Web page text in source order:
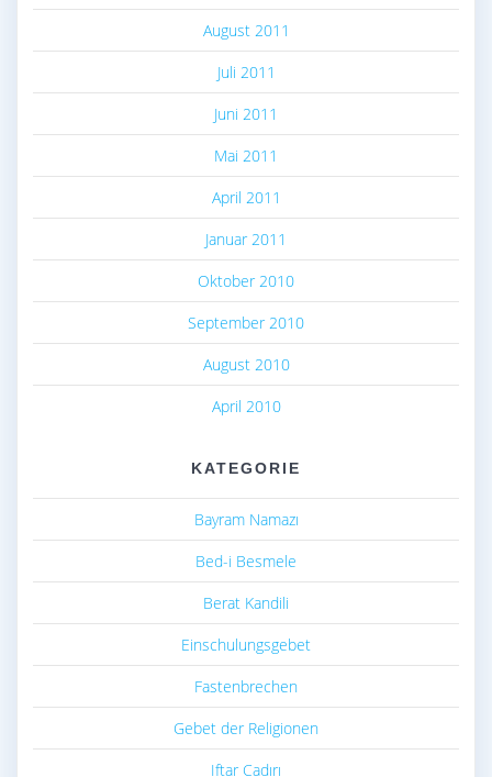
August 2011
Juli 2011
Juni 2011
Mai 2011
April 2011
Januar 2011
Oktober 2010
September 2010
August 2010
April 2010
KATEGORIE
Bayram Namazı
Bed-i Besmele
Berat Kandili
Einschulungsgebet
Fastenbrechen
Gebet der Religionen
Iftar Cadırı